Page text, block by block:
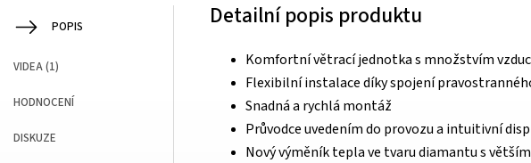
POPIS
VIDEA (1)
HODNOCENÍ
DISKUZE
Detailní popis produktu
Komfortní větrací jednotka s množstvím
Flexibilní instalace díky spojení
Snadná a rychlá montáž
Průvodce uvedením do provozu a intuitivní
Nový výměník tepla ve tvaru diamantu s